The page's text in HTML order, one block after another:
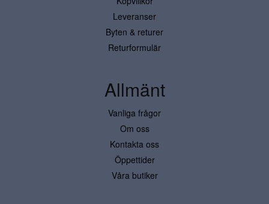
Leveranser
Byten & returer
Returformulär
Allmänt
Vanliga frågor
Om oss
Kontakta oss
Öppettider
Våra butiker